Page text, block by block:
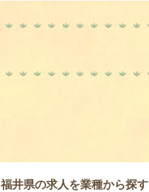
福井県の求人を業種から探す